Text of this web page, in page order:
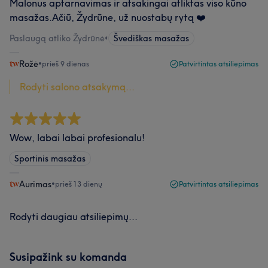
Malonus aptarnavimas ir atsakingai atliktas viso kūno
masažas.Ačiū, Žydrūne, už nuostabų rytą ❤️
Paslaugą atliko Žydrūnė• Švediškas masažas
Rožė•prieš 9 dienas Patvirtintas atsiliepimas
Rodyti salono atsakymą...
Wow, labai labai profesionalu!
Sportinis masažas
Aurimas•prieš 13 dienų Patvirtintas atsiliepimas
Rodyti daugiau atsiliepimų...
Susipažink su komanda